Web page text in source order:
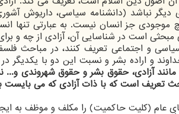
نباشد (دانشنامه سیاسی، داریوش
جز انسان نیست. به عبارتی تنها
است در شناسایی آن، آزادی از چه و
و اجتماعی تعریف کنند، در مباحث
و اراده بشر و نسبت این دو با یکدیگر در
مانند آزادی، حقوق بشر و حقوق شهروندی
تعریف است که با ذات آزادی که می
عام (کلیت حاکمیت) را مکلف و موظف به